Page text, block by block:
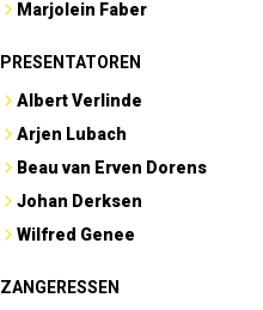
Marjolein Faber
PRESENTATOREN
Albert Verlinde
Arjen Lubach
Beau van Erven Dorens
Johan Derksen
Wilfred Genee
ZANGERESSEN